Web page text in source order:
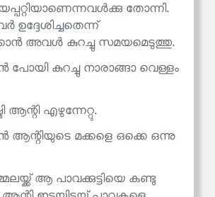
തോന്നി.
ഉദ്ദേശിച്ചതെന്ന്
അവൾ കുറച്ചു സമയമെടുത്തു.
പോയി കുറച്ചു നാരാങ്ങാ വെള്ളം
ആന്റി എഴുന്നേറ്റു.
ആന്റിയുടെ മക്കളെ ഒക്കെ ഒന്നു
ആ പാവക്കുട്ടിയെ കണ്ടു